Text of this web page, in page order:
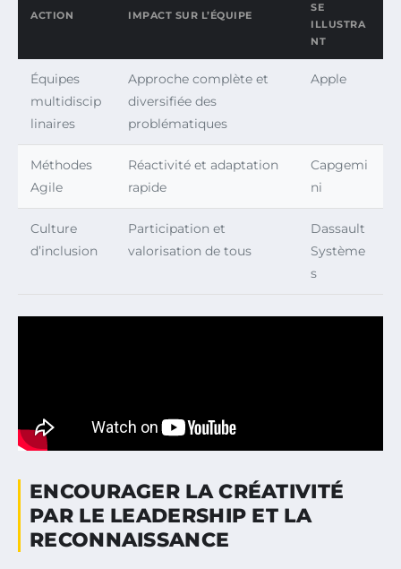
ACTION IMPACT SUR L’ÉQUIPE
SE
ILLUSTRA
NT
Équipes
multidiscip
linaires
Approche complète et
diversifiée des
problématiques
Apple
Méthodes
Agile
Réactivité et adaptation
rapide
Capgemi
ni
Culture
d’inclusion
Participation et
valorisation de tous
Dassault
Système
s
ENCOURAGER LA CRÉATIVITÉ
PAR LE LEADERSHIP ET LA
RECONNAISSANCE